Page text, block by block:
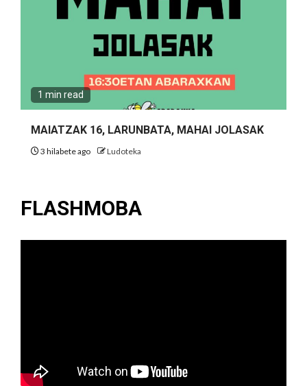
1 min read
MAIATZAK 16, LARUNBATA, MAHAI JOLASAK
3 hilabete ago Ludoteka
FLASHMOBA